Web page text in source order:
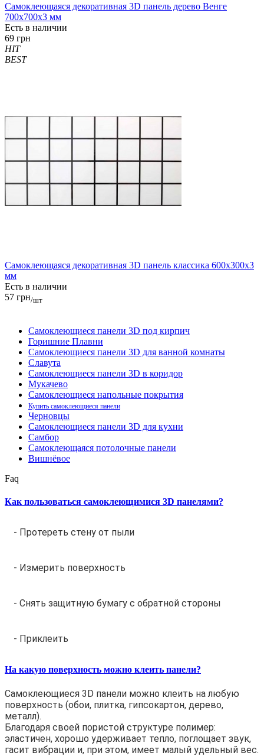
Самоклеющаяся декоративная 3D панель дерево Венге
700x700x3 мм
Есть в наличии
69 грн
HIT
BEST
Самоклеющаяся декоративная 3D панель классика 600x300x3
мм
Есть в наличии
57 грн/шт
Самоклеющиеся панели 3D под кирпич
Горишние Плавни
Самоклеющиеся панели 3D для ванной комнаты
Славута
Самоклеющиеся панели 3D в коридор
Мукачево
Самоклеющиеся напольные покрытия
Купить самоклеющиеся панели
Черновцы
Самоклеющиеся панели 3D для кухни
Самбор
Самоклеющаяся потолочные панели
Вишнёвое
Faq
Как пользоваться самоклеющимися 3D панелями?
- Протереть стену от пыли
- Измерить поверхность
- Снять защитную бумагу с обратной стороны
- Приклеить
На какую поверхность можно клеить панели?
Самоклеющиеся 3D панели можно клеить на любую
поверхность (обои, плитка, гипсокартон, дерево,
металл).
Благодаря своей пористой структуре полимер:
эластичен, хорошо удерживает тепло, поглощает звук,
гасит вибрации и, при этом, имеет малый удельный вес.